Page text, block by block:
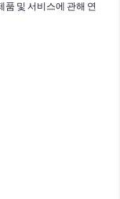
품 및 서비스에 관해 연